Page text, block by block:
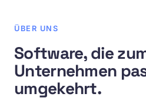
ÜBER UNS
Software, die
Unternehmen
umgekehrt.